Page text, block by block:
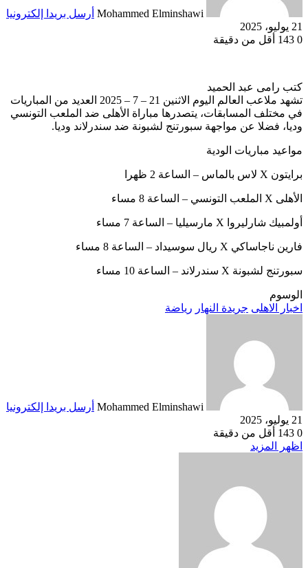
Mohammed Elminshawi أرسل بريدا إلكترونيا
21 يوليو، 2025
0
أقل من دقيقة
كتب رامى عبد الحميد
تشهد ملاعب العالم اليوم الاثنين 21 – 7 – 2025 العديد من المباريات
في مختلف المسابقات، يتصدرها مباراة الأهلى ضد الملعب التونسي
وديا، فضلا عن مواجهة سبورتنج لشبونة ضد سندرلاند وديا.
مواعيد مباريات الودية
برايتون X لاس بالماس – الساعة 2 ظهرا
الأهلى X الملعب التونسي – الساعة 8 مساء
أولمبيك شارليروا X مارسيليا – الساعة 7 مساء
فارين ناجاساكي X ريال سوسيداد – الساعة 8 مساء
سبورتنج لشبونة X سندرلاند – الساعة 10 مساء
الوسوم
اخبار الاهلى جريدة النهار رياضة
Mohammed Elminshawi أرسل بريدا إلكترونيا
21 يوليو، 2025
0
أقل من دقيقة
اظهر المزيد